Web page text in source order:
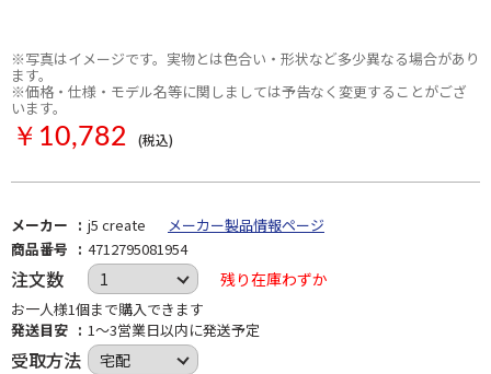
※写真はイメージです。実物とは色合い・形状など多少異なる場合があり
ます。
※価格・仕様・モデル名等に関しましては予告なく変更することがござ
います。
￥10,782 (税込)
メーカー j5 create
メーカー製品情報ページ
商品番号
4712795081954
注文数 残り在庫わずか
お一人様1個まで購入できます
発送目安
1～3営業日以内に発送予定
受取方法